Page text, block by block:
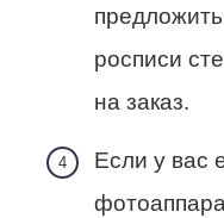
росписи
на заказ.
Если у вас